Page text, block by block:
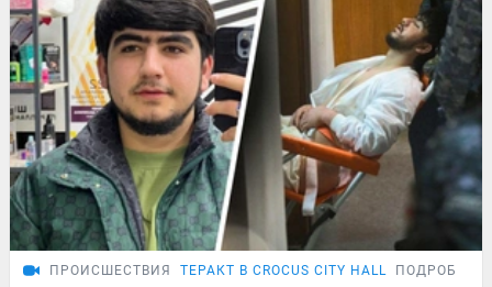
ПРОИСШЕСТВИЯ ТЕРАКТ В CROCUS CITY HALL